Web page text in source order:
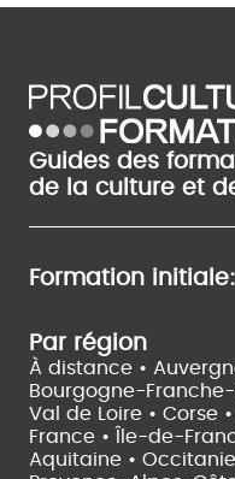
Guides des
de la culture et
Formation initiale:
Par région
À distance •
Bourgogne-
Val de Loire • Corse •
France •
Île-de-
Aquitaine • Occitanie